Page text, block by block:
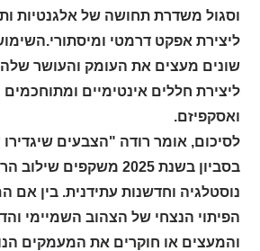
וסגול משדרת תחושה של אלגנטיות
ליצירת אפקט דרמטי
שונים מעצים את העומק והעושר
ליצירת חללים אינטימיים ומתוחכמים
ואסקפיזם.
לסיכום, אומר רודה "הצבעים שיגדירו
בסביון בשנת 2025 משקפים
נוסטלגיה וחדשנות עתידנית. בין
הפיתוי הנצחי של הצהוב השמיימי
והמעצים או חוקרים את המעמקים